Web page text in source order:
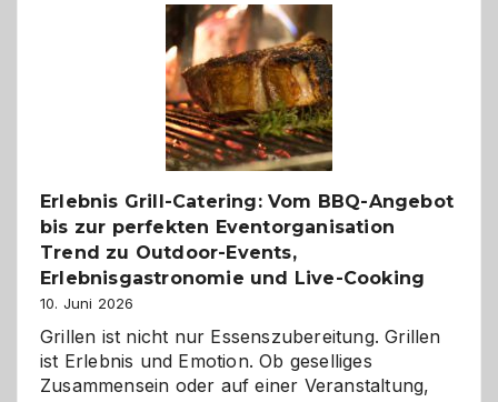
–
die
Gelegenheit,
neue
Reiseziele
zu
entdecken
Erlebnis Grill-Catering: Vom BBQ-Angebot
bis zur perfekten Eventorganisation
Trend zu Outdoor-Events,
Erlebnisgastronomie und Live-Cooking
10. Juni 2026
Grillen ist nicht nur Essenszubereitung. Grillen
ist Erlebnis und Emotion. Ob geselliges
Zusammensein oder auf einer Veranstaltung,